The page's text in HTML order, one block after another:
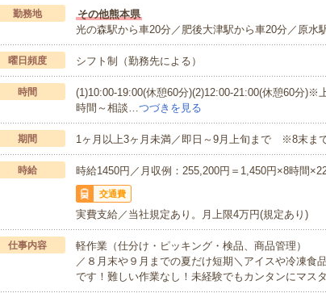
勤務地
その他熊本県
光の森駅から車20分／肥後大津駅から車20分／原水
曜日頻度 シフト制（勤務先による）
時間
(1)10:00-19:00(休憩60分)(2)12:00-21:00(休憩60分
時間～相談…つづきを見る
期間 1ヶ月以上3ヶ月未満／即日～9月上旬まで ※8末ま
時給 時給1450円／月収例：255,200円＝1,450円×8時間
交通費
実費支給／当社規定あり。月上限4万円(規定あり)
仕事内容
軽作業（仕分け・ピッキング・検品、商品管理）
／８月末や９月までの夏だけ短期＼アイスや冷凍食
です！難しい作業なし！未経験でもカンタンにマス